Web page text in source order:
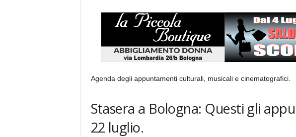
Agenda degli appuntamenti culturali, musicali e cinematografici.
Stasera a Bologna: Questi gli
22 luglio.